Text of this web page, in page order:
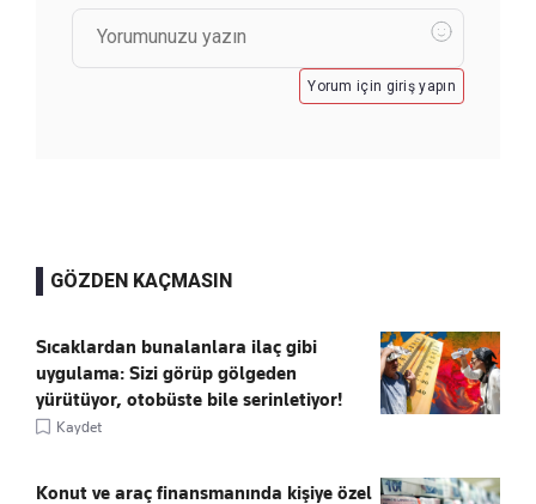
Yorum için giriş yapın
GÖZDEN KAÇMASIN
Sıcaklardan bunalanlara ilaç gibi
uygulama: Sizi görüp gölgeden
yürütüyor, otobüste bile serinletiyor!
Kaydet
Konut ve araç finansmanında kişiye özel